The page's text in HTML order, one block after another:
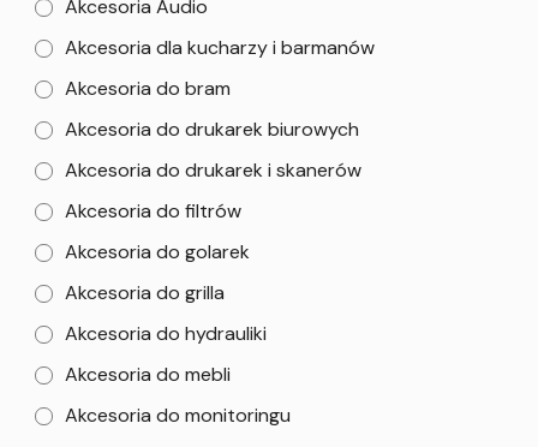
Akcesoria Audio
Akcesoria dla kucharzy i barmanów
Akcesoria do bram
Akcesoria do drukarek biurowych
Akcesoria do drukarek i skanerów
Akcesoria do filtrów
Akcesoria do golarek
Akcesoria do grilla
Akcesoria do hydrauliki
Akcesoria do mebli
Akcesoria do monitoringu